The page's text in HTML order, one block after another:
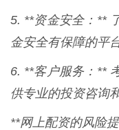
5. **资金安全：**
金安全有保障的平台
6. **客户服务：**
供专业的投资咨询
**网上配资的风险